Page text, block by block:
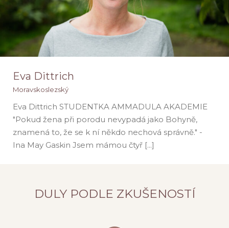
Eva Dittrich
Moravskoslezský
Eva Dittrich
Moravskoslezský
Eva Dittrich STUDENTKA AMMADULA AKADEMIE
"Pokud žena při porodu nevypadá jako Bohyně,
znamená to, že se k ní někdo nechová správně." -
Ina May Gaskin Jsem mámou čtyř [...]
DULY PODLE ZKUŠENOSTÍ